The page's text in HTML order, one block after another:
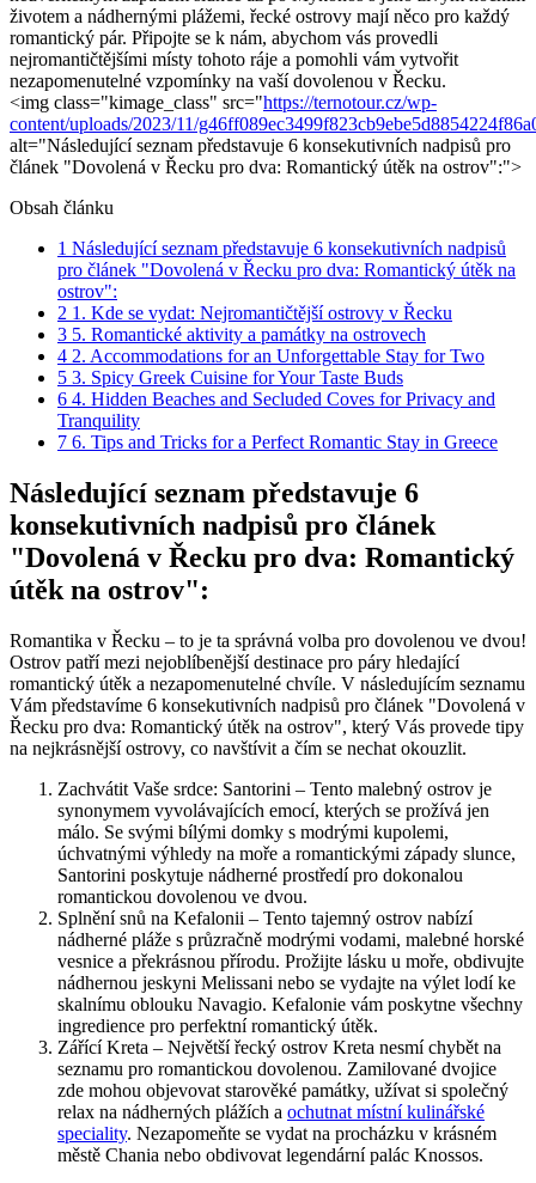
životem a nádhernými plážemi, řecké ostrovy mají něco pro každý
romantický pár. Připojte se k nám, abychom vás provedli
nejromantičtějšími místy tohoto ráje a pomohli vám vytvořit
nezapomenutelné vzpomínky na vaší dovolenou v Řecku.
<img class="kimage_class" src="https://ternotour.cz/wp-
content/uploads/2023/11/
alt="Následující seznam představuje 6 konsekutivních nadpisů pro
článek "Dovolená v Řecku pro dva: Romantický útěk na ostrov":">
Obsah článku
1 Následující seznam představuje 6 konsekutivních nadpisů
pro článek "Dovolená v Řecku pro dva: Romantický útěk na
ostrov":
2 1. Kde se vydat: Nejromantičtější ostrovy v Řecku
3 5. Romantické aktivity a památky na ostrovech
4 2. Accommodations for an Unforgettable Stay for Two
5 3. Spicy Greek Cuisine for Your Taste Buds
6 4. Hidden Beaches and Secluded Coves for Privacy and
Tranquility
7 6. Tips and Tricks for a Perfect Romantic Stay in Greece
Následující seznam představuje 6
konsekutivních nadpisů pro článek
"Dovolená v Řecku pro dva: Romantický
útěk na ostrov":
Romantika v Řecku – to je ta správná volba pro dovolenou ve dvou!
Ostrov patří mezi nejoblíbenější destinace pro páry hledající
romantický útěk a nezapomenutelné chvíle. V následujícím seznamu
Vám představíme 6 konsekutivních nadpisů pro článek "Dovolená v
Řecku pro dva: Romantický útěk na ostrov", který Vás provede tipy
na nejkrásnější ostrovy, co navštívit a čím se nechat okouzlit.
Zachvátit Vaše srdce: Santorini – Tento malebný ostrov je
synonymem vyvolávajících emocí, kterých se prožívá jen
málo. Se svými bílými domky s modrými kupolemi,
úchvatnými výhledy na moře a romantickými západy slunce,
Santorini poskytuje nádherné prostředí pro dokonalou
romantickou dovolenou ve dvou.
Splnění snů na Kefalonii – Tento tajemný ostrov nabízí
nádherné pláže s průzračně modrými vodami, malebné horské
vesnice a překrásnou přírodu. Prožijte lásku u moře, obdivujte
nádhernou jeskyni Melissani nebo se vydajte na výlet lodí ke
skalnímu oblouku Navagio. Kefalonie vám poskytne všechny
ingredience pro perfektní romantický útěk.
Zářící Kreta – Největší řecký ostrov Kreta nesmí chybět na
seznamu pro romantickou dovolenou. Zamilované dvojice
zde mohou objevovat starověké památky, užívat si společný
relax na nádherných plážích a ochutnat místní kulinářské
speciality. Nezapomeňte se vydat na procházku v krásném
městě Chania nebo obdivovat legendární palác Knossos.